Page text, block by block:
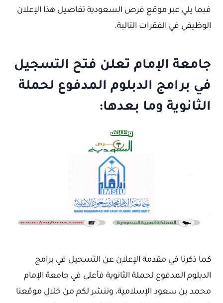
فيما يلي عبر موقع فرص السعودية تفاصيل هذا الإعلان
الوظيفي في الفقرات التالية.
جامعة الإمام تعلن فتح التسجيل
في برامج الدبلوم المدفوع لحملة
الثانوية وما بعدها:
كما ذكرنا في مقدمة الإعلان عن التسجيل في برامج
الدبلوم المدفوع لحملة الثانوية فأعلى في جامعة الإمام
محمد بن سعود الإسلامية، وننشر لكم من خلال موقعنا